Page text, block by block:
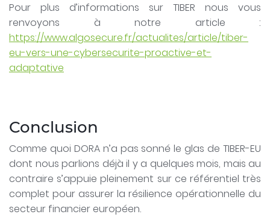
Pour plus d’informations sur TIBER nous vous
renvoyons à notre article :
https://www.algosecure.fr/actualites/article/tiber-
eu-vers-une-cybersecurite-proactive-et-
adaptative
Conclusion
Comme quoi DORA n’a pas sonné le glas de TIBER-EU
dont nous parlions déjà il y a quelques mois, mais au
contraire s’appuie pleinement sur ce référentiel très
complet pour assurer la résilience opérationnelle du
secteur financier européen.